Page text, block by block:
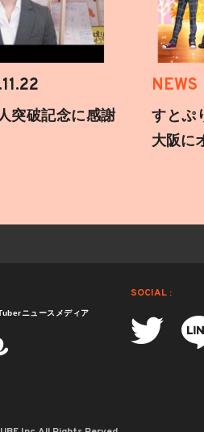
突破記念に感謝
NEWS
すとぷ
大阪に
ニュースメディア
SOCIAL :